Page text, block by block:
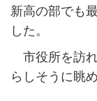
新高の部でも
した。
市役所を訪
らしそうに眺